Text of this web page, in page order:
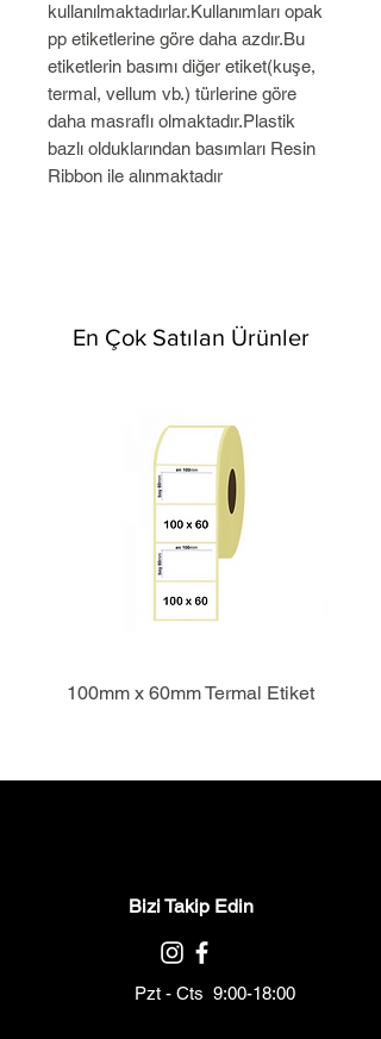
kullanılmaktadırlar.Kullanımları opak
pp etiketlerine göre daha azdır.Bu
etiketlerin basımı diğer etiket(kuşe,
termal, vellum vb.) türlerine göre
daha masraflı olmaktadır.Plastik
bazlı olduklarından basımları Resin
Ribbon ile alınmaktadır
En Çok Satılan Ürünler
100mm x 60mm Termal Etiket
Bizi Takip Edin
Pzt - Cts 9:00-18:00